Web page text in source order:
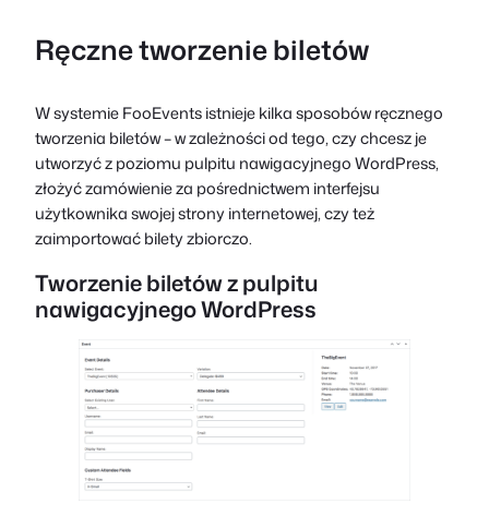
Portuguese
French
Czech
Ręczne tworzenie biletów
W systemie FooEvents istnieje kilka sposobów ręcznego
tworzenia biletów – w zależności od tego, czy chcesz je
utworzyć z poziomu pulpitu nawigacyjnego WordPress,
złożyć zamówienie za pośrednictwem interfejsu
użytkownika swojej strony internetowej, czy też
zaimportować bilety zbiorczo.
Tworzenie biletów z pulpitu
nawigacyjnego WordPress